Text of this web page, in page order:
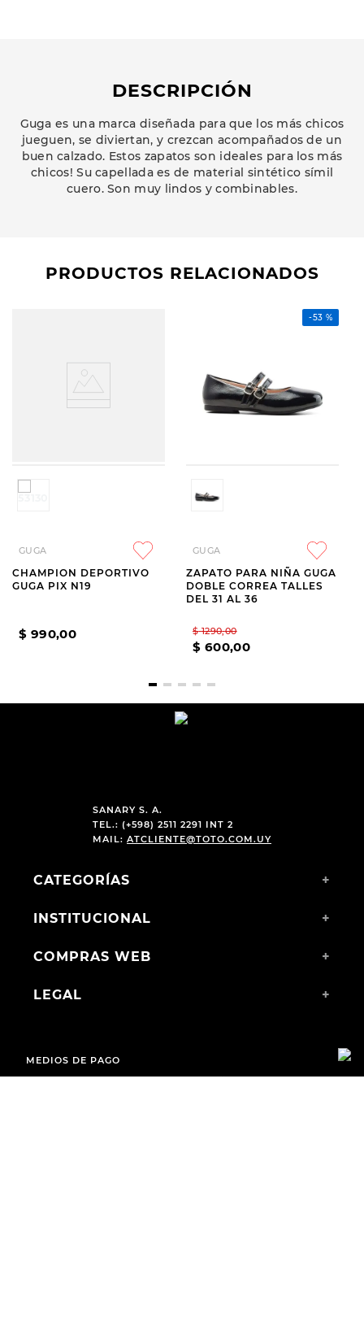
DESCRIPCIÓN
Guga es una marca diseñada para que los más chicos
jueguen, se diviertan, y crezcan acompañados de un
buen calzado. Estos zapatos son ideales para los más
chicos! Su capellada es de material sintético símil
cuero. Son muy lindos y combinables.
PRODUCTOS RELACIONADOS
GUGA
CHAMPION DEPORTIVO
GUGA PIX N19
$ 990,00
-53 %
GUGA
ZAPATO PARA NIÑA GUGA
DOBLE CORREA TALLES
DEL 31 AL 36
$ 1290,00
$ 600,00
SANARY S. A.
TEL.: (+598) 2511 2291 INT 2
MAIL: ATCLIENTE@TOTO.COM.UY
CATEGORÍAS +
INSTITUCIONAL +
COMPRAS WEB +
LEGAL +
MEDIOS DE PAGO